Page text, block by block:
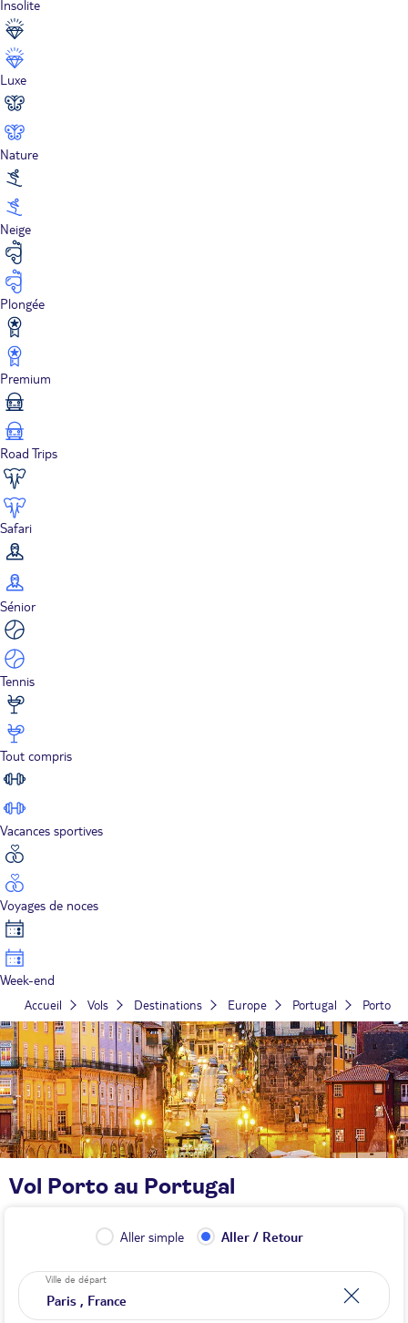
Insolite
Luxe
Nature
Neige
Plongée
Premium
Road Trips
Safari
Sénior
Tennis
Tout compris
Vacances sportives
Voyages de noces
Week-end
Accueil Vols Destinations Europe Portugal Porto
Vol Porto au Portugal
Aller simple Aller / Retour
Ville de départ